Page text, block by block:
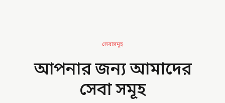
সেবাসমূহ
আপনার জন্য আমাদের
সেবা সমূহ